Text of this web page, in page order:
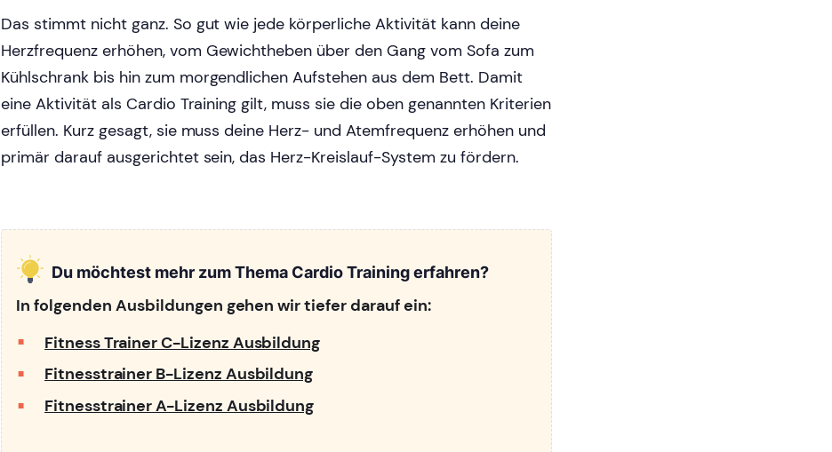
Das stimmt nicht ganz. So gut wie jede körperliche Aktivität kann deine
Herzfrequenz erhöhen, vom Gewichtheben über den Gang vom Sofa zum
Kühlschrank bis hin zum morgendlichen Aufstehen aus dem Bett. Damit
eine Aktivität als Cardio Training gilt, muss sie die oben genannten Kriterien
erfüllen. Kurz gesagt, sie muss deine Herz- und Atemfrequenz erhöhen und
primär darauf ausgerichtet sein, das Herz-Kreislauf-System zu fördern.
Du möchtest mehr zum Thema Cardio Training erfahren?
In folgenden Ausbildungen gehen wir tiefer darauf ein:
Fitness Trainer C-Lizenz Ausbildung
Fitnesstrainer B-Lizenz Ausbildung
Fitnesstrainer A-Lizenz Ausbildung